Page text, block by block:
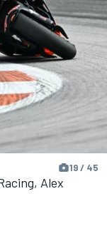
19 / 45
Alex